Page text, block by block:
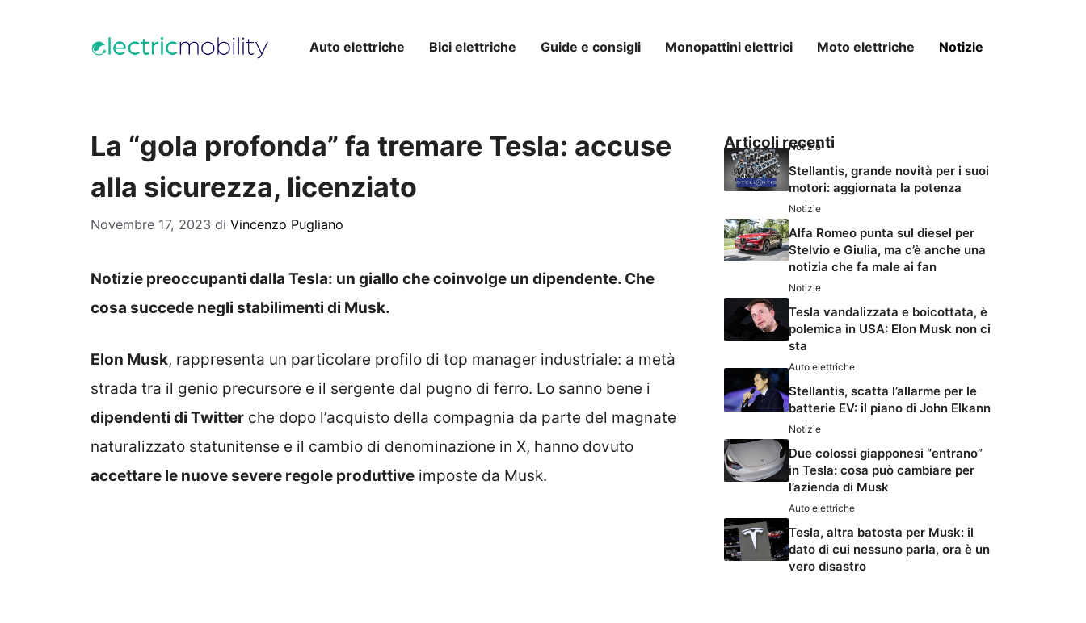
Auto elettriche Bici elettriche Guide e consigli Monopattini elettrici Moto elettriche Notizie
La “gola profonda” fa tremare Tesla: accuse
alla sicurezza, licenziato
Novembre 17, 2023 di Vincenzo Pugliano
Notizie preoccupanti dalla Tesla: un giallo che coinvolge un dipendente. Che
cosa succede negli stabilimenti di Musk.
Elon Musk, rappresenta un particolare profilo di top manager industriale: a metà
strada tra il genio precursore e il sergente dal pugno di ferro. Lo sanno bene i
dipendenti di Twitter che dopo l’acquisto della compagnia da parte del magnate
naturalizzato statunitense e il cambio di denominazione in X, hanno dovuto
accettare le nuove severe regole produttive imposte da Musk.
Articoli recenti
Notizie
Stellantis, grande novità per i suoi
motori: aggiornata la potenza
Notizie
Alfa Romeo punta sul diesel per
Stelvio e Giulia, ma c’è anche una
notizia che fa male ai fan
Notizie
Tesla vandalizzata e boicottata, è
polemica in USA: Elon Musk non ci
sta
Auto elettriche
Stellantis, scatta l’allarme per le
batterie EV: il piano di John Elkann
Notizie
Due colossi giapponesi “entrano”
in Tesla: cosa può cambiare per
l’azienda di Musk
Auto elettriche
Tesla, altra batosta per Musk: il
dato di cui nessuno parla, ora è un
vero disastro